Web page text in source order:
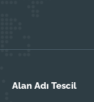
Alan Adı Tescil